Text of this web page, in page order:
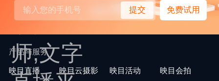
提交 免费试用
产品与服务
映目直播 映目云摄影 映目活动 映目会拍